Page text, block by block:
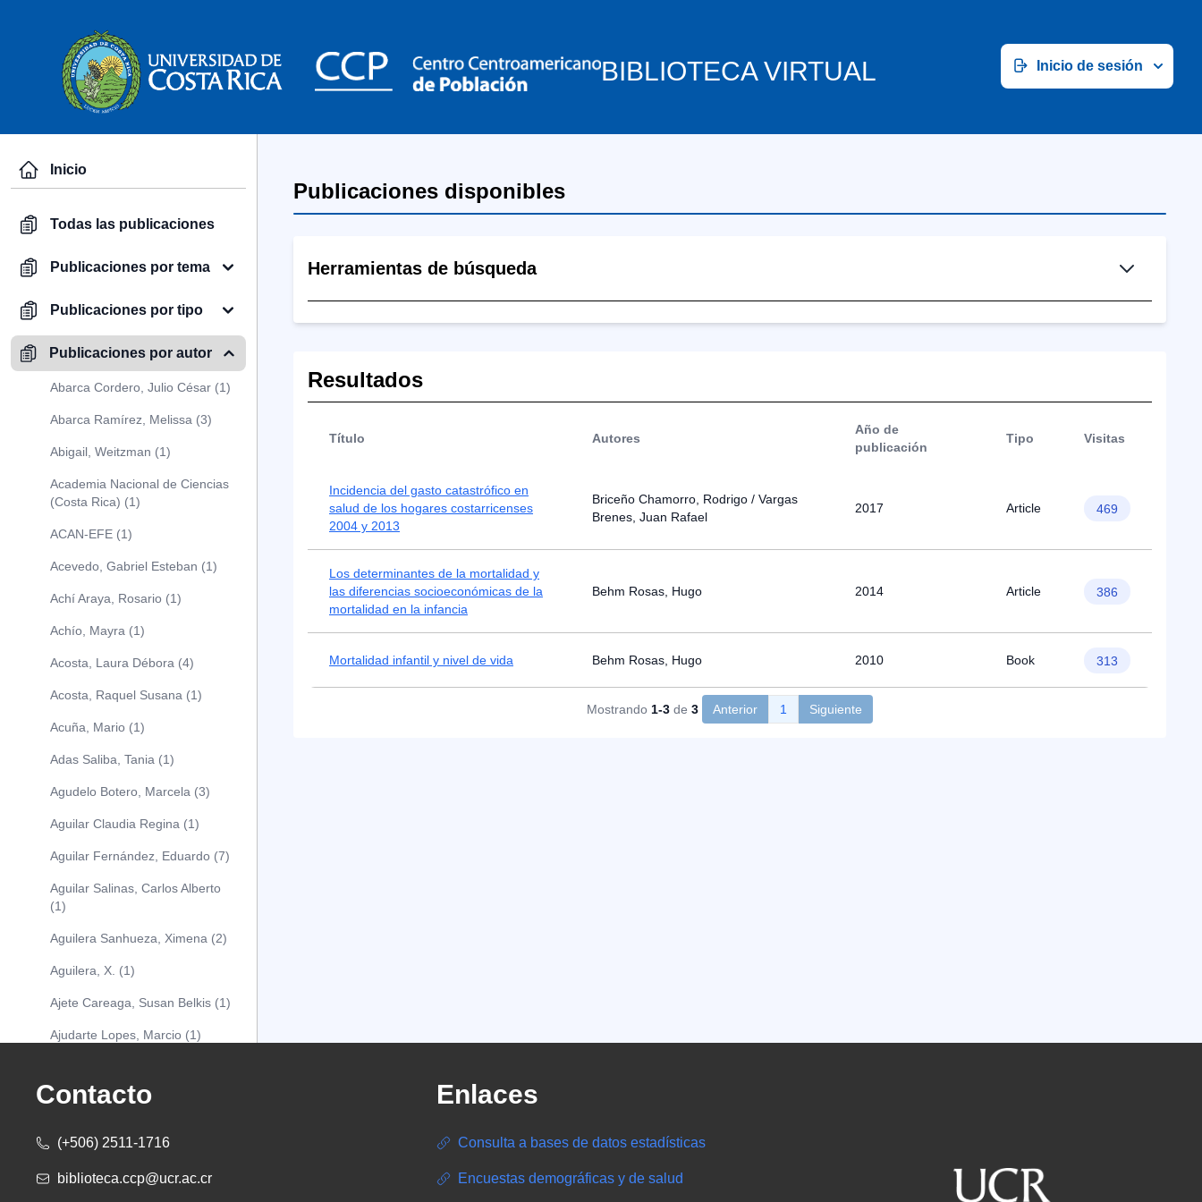
BIBLIOTECA VIRTUAL Inicio de sesión
Inicio
Todas las publicaciones
Publicaciones por tema
Publicaciones por tipo
Publicaciones por autor
Abarca Cordero, Julio César (1)
Abarca Ramírez, Melissa (3)
Abigail, Weitzman (1)
Academia Nacional de Ciencias
(Costa Rica) (1)
ACAN-EFE (1)
Acevedo, Gabriel Esteban (1)
Achí Araya, Rosario (1)
Achío, Mayra (1)
Acosta, Laura Débora (4)
Acosta, Raquel Susana (1)
Acuña, Mario (1)
Adas Saliba, Tania (1)
Agudelo Botero, Marcela (3)
Aguilar Claudia Regina (1)
Aguilar Fernández, Eduardo (7)
Aguilar Salinas, Carlos Alberto
(1)
Aguilera Sanhueza, Ximena (2)
Aguilera, X. (1)
Ajete Careaga, Susan Belkis (1)
Ajudarte Lopes, Marcio (1)
(1)
Albareda Tiana (1)
Alcócer Alfaro, Diana (1)
Publicaciones disponibles
Herramientas de búsqueda
Resultados
Título Autores
Año de
publicación
Tipo Visitas
Incidencia del gasto catastrófico en
salud de los hogares costarricenses
2004 y 2013
Briceño Chamorro, Rodrigo / Vargas
Brenes, Juan Rafael
2017 Article 469
Los determinantes de la mortalidad y
las diferencias socioeconómicas de la
mortalidad en la infancia
Behm Rosas, Hugo 2014 Article 386
Mortalidad infantil y nivel de vida Behm Rosas, Hugo 2010 Book 313
Mostrando 1-3 de 3 Anterior 1 Siguiente
Contacto
(+506) 2511-1716
biblioteca.ccp@ucr.ac.cr
Enlaces
Consulta a bases de datos estadísticas
Encuestas demográficas y de salud